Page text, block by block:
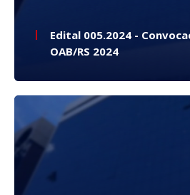
Edital 005.2024 -
OAB/RS 2024